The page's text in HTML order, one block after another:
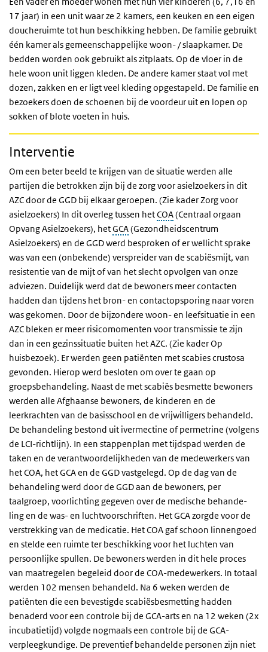
17 jaar) in een unit waar ze 2 kamers, een keuken en een eigen
doucheruimte tot hun beschikking hebben. De familie gebruikt
één kamer als gemeenschappelijke woon- / slaapkamer. De
bedden worden ook gebruikt als zitplaats. Op de vloer in de
hele woon unit liggen kleden. De andere kamer staat vol met
dozen, zakken en er ligt veel kleding opgestapeld. De familie en
bezoekers doen de schoenen bij de voordeur uit en lopen op
sokken of blote voeten in huis.
Interventie
Om een beter beeld te krijgen van de situatie werden alle
partijen die betrokken zijn bij de zorg voor asielzoekers in dit
AZC door de GGD bij elkaar geroepen. (Zie kader Zorg voor
asielzoekers) In dit overleg tussen hetCOA(Centraal orgaan
Opvang Asielzoekers), hetGCA(Gezondheidscentrum
Asielzoekers) en de GGD werd besproken of er wellicht sprake
was van een (onbekende) verspreider van de scabiësmijt, van
resistentie van de mijt of van het slecht opvolgen van onze
adviezen. Duidelijk werd dat de bewoners meer contacten
hadden dan tijdens het bron- en contactopsporing naar voren
was gekomen. Door de bijzondere woon- en leefsituatie in een
AZC bleken er meer risicomomenten voor transmissie te zijn
dan in een gezinssituatie buiten het AZC. (Zie kader Op
huisbezoek). Er werden geen patiënten met scabies crustosa
gevonden. Hierop werd besloten om over te gaan op
groepsbehandeling. Naast de met scabiës besmette bewoners
werden alle Afghaanse bewoners, de kinderen en de
leerkrachten van de basisschool en de vrijwilligers behandeld.
De behandeling bestond uit ivermectine of permetrine (volgens
de LCI-richtlijn). In een stappenplan met tijdspad werden de
taken en de verantwoordelijkheden van de medewerkers van
het COA, het GCA en de GGD vastgelegd. Op de dag van de
behandeling werd door de GGD aan de bewoners, per
taalgroep, voorlichting gegeven over de medische behande-
ling en de was- en luchtvoorschriften. Het GCA zorgde voor de
verstrekking van de medicatie. Het COA gaf schoon linnengoed
en stelde een ruimte ter beschikking voor het luchten van
persoonlijke spullen. De bewoners werden in dit hele proces
van maatregelen begeleid door de COA-medewerkers. In totaal
werden 102 mensen behandeld. Na 6 weken werden de
patiënten die een bevestigde scabiësbesmetting hadden
benaderd voor een controle bij de GCA-arts en na 12 weken (2x
incubatietijd) volgde nogmaals een controle bij de GCA-
verpleegkundige. De preventief behandelde personen zijn niet